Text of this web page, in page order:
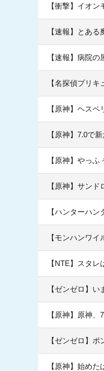
【衝撃】イオ
【速報】とあ
【速報】病院
【名探偵プリ
【原神】ヘス
【原神】7.0で
【原神】やっ
【原神】サン
【ハンターハ
【モンハンワ
【NTE】スタ
【ゼンゼロ】
【原神】原神
【ゼンゼロ】
【原神】始め